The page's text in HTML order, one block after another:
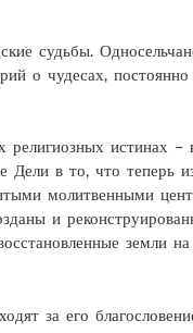
судьбы.
о чудесах,
истинах –
Дели в то, что теперь
молитвенными
и
земли на
за его